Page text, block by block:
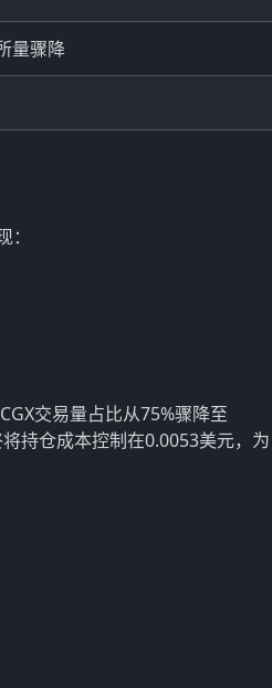
量骤降
交易量占比从75%骤降至
持仓成本控制在0.0053美元，为